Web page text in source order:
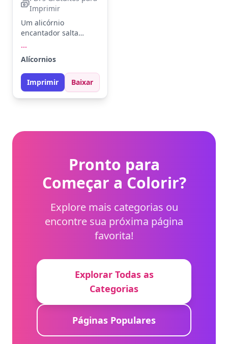
Imprimir
Um alicórnio
encantador salta
crina pedem tons de
lilás, dourado e rosa.
Experimente usar
aquarela para um
...
Alícornios
Imprimir Baixar
Pronto para
Começar a Colorir?
Explore mais categorias ou
encontre sua próxima página
favorita!
Explorar Todas as
Categorias
Páginas Populares